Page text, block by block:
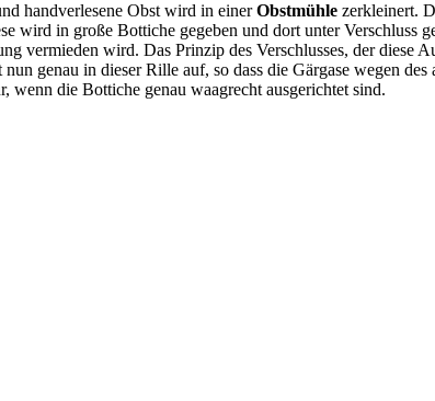
handverlesene Obst wird in einerObstmühle zerkleinert.
wird in große Bottiche gegeben und dort unter Verschluss
vermieden wird. Das Prinzip des Verschlusses, der
genau in dieser Rille auf, so dass die Gärgase wegen
die Bottiche genau waagrecht ausgerichtet sind.